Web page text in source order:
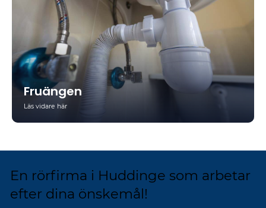
Fruängen
Läs vidare här
En rörfirma i Huddinge som arbetar
efter dina önskemål!